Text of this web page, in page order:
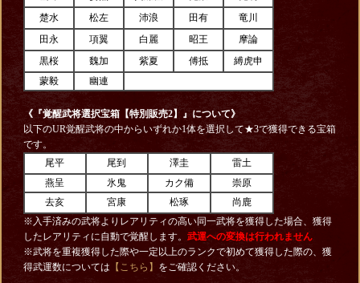
楚水
松左 沛浪 田有
竜川
田永
項翼 白麗 昭王
摩論
黒桜
魏加 紫夏 傅抵
縛虎申
蒙毅
幽連
《『覚醒武将選択宝箱【特別販売2】 』について》
以下のUR覚醒武将の中からいずれか1体を選択して★3で獲得できる宝箱
です。
尾平
尾到 澤圭
雷土
燕呈
氷鬼 カク備
崇原
去亥
宮康 松琢
尚鹿
※入手済みの武将よりレアリティの高い同一武将を獲得した場合、獲得
したレアリティに自動で覚醒します。 武運への変換は行われません
※武将を重複獲得した際や一定以上のランクで初めて獲得した際の、獲
得武運数については 【こちら】 をご確認ください。